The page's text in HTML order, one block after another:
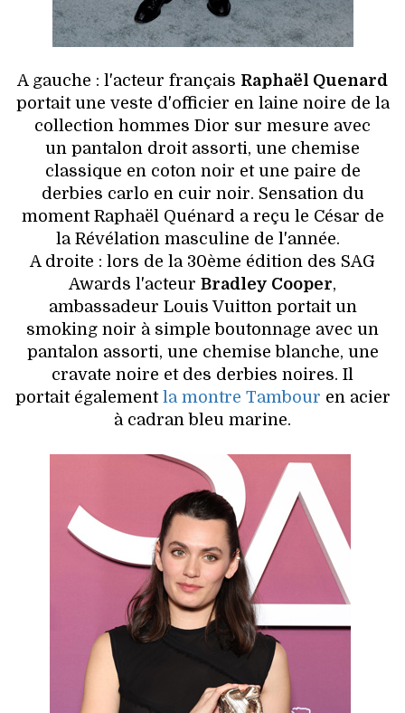
A gauche : l'acteur français Raphaël Quenard
portait une veste d'officier en laine noire de la
collection hommes Dior sur mesure avec
un pantalon droit assorti, une chemise
classique en coton noir et une paire de
derbies carlo en cuir noir. Sensation du
moment Raphaël Quénard a reçu le César de
la Révélation masculine de l'année.
A droite : lors de la 30ème édition des SAG
Awards l'acteur Bradley Cooper,
ambassadeur Louis Vuitton portait un
smoking noir à simple boutonnage avec un
pantalon assorti, une chemise blanche, une
cravate noire et des derbies noires. Il
portait également la montre Tambour en acier
à cadran bleu marine.